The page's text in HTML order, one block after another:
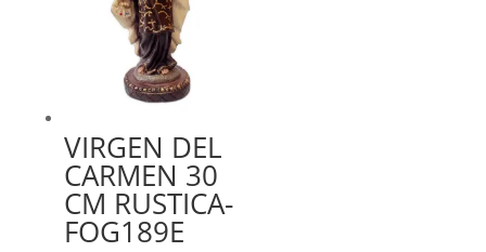
VIRGEN DEL
CARMEN 30
CM RUSTICA-
FOG189E